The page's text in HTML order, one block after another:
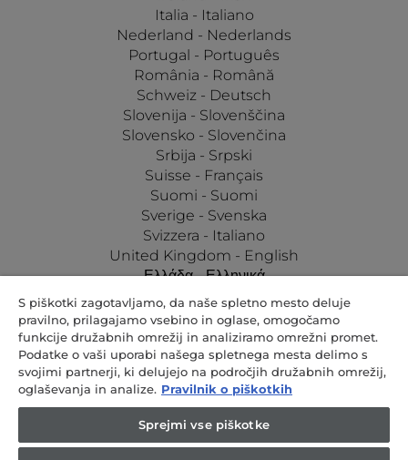
Italia - Italiano
Nederland - Nederlands
Portugal - Português
România - Română
Schweiz - Deutsch
Slovenija - Slovenščina
Slovensko - Slovenčina
Srbija - Srpski
Suisse - Français
Suomi - Suomi
Sverige - Svenska
Svizzera - Italiano
United Kingdom - English
Ελλάδα - Ελληνικά
Україна - Українська
Candy Hoover Group S.r.l. z edinim delničarjem | Podjetje, ki je pod
vodstvom in usklajevanjem podjetja Candy S.p.A. Sedež: Via Comolli,
57 - 20861 Brugherio (MB) | Upravna pisarna: Via Privata Eden
S piškotki zagotavljamo, da naše spletno mesto deluje
pravilno, prilagajamo vsebino in oglase, omogočamo
funkcije družabnih omrežij in analiziramo omrežni promet.
Podatke o vaši uporabi našega spletnega mesta delimo s
svojimi partnerji, ki delujejo na področjih družabnih omrežij,
oglaševanja in analize. Pravilnik o piškotkih
Sprejmi vse piškotke